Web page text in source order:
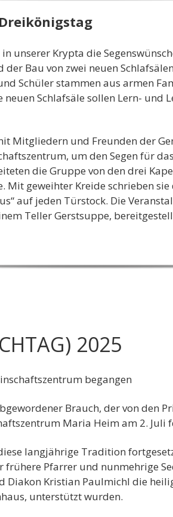
unserer Krypta die
Bau von zwei neuen
Schüler stammen aus armen
Schlafsäle sollen Lern- und
Mitgliedern und Freunden der
um den Segen für
die Gruppe von den drei
geweihter Kreide schrieben sie
auf jeden Türstock. Die
Teller Gerstsuppe,
2025
begangen
Brauch, der von den
Maria Heim am 2. Juli
langjährige Tradition
frühere Pfarrer und nunmehrige
Diakon Kristian Paulmichl die
unterstützt wurden.